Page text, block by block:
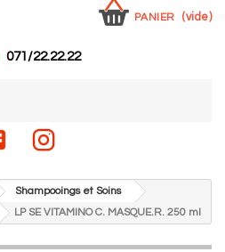
PANIER (vide)
071/22.22.22
Shampooings et Soins
LP SE VITAMINO C. MASQUE.R. 250 ml